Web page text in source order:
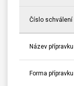
Číslo schválení
Název přípravku
Forma přípravku